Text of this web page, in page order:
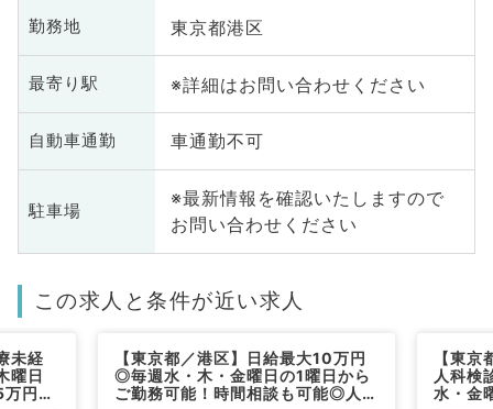
勤務地 東京都港区
最寄り駅 ※詳細はお問い合わせください
自動車通勤 車通勤不可
駐車場
※最新情報を確認いたしますので
お問い合わせください
この求人と条件が近い求人
未経
曜日
円～
【東京都／港区】日給最大10万円
◎毎週水・木・金曜日の1曜日から
ご勤務可能！時間相談も可能◎人気
【東
人科検
水・金